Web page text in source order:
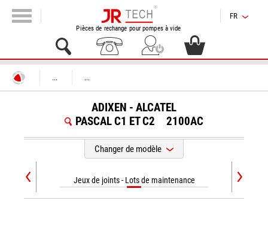
Pièces de rechange pour pompes à vide
FR
... ...
ADIXEN - ALCATEL
PASCAL C1 ET C2
2100AC
Changer de modèle
Jeux de joints - Lots de maintenance